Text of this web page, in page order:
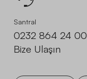
Santral
0232 864 24 00
Bize Ulaşın